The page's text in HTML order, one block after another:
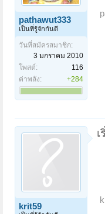
pathawut333
เป็นที่รู้จักกันดี
วันที่สมัครสมาชิก:
3 มกราคม 2010
โพสต์:
116
ค่าพลัง:
+284
krit59